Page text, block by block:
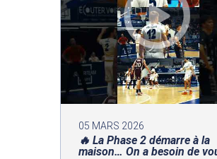
05 MARS 2026
🔥 La Phase 2 démarre à la
maison… On a besoin de